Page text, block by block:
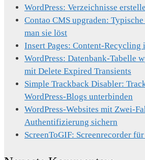
WordPress: Verzeichnisse
Contao CMS upgraden:
man sie löst
Insert Pages: Content-Recycling
WordPress: Datenbank-Tabelle
mit Delete Expired Transients
Simple Trackback Disabler:
WordPress-Blogs unterbinden
WordPress-Websites mit Zwei-
Authentifizierung sichern
ScreenToGIF: Screenrecorder